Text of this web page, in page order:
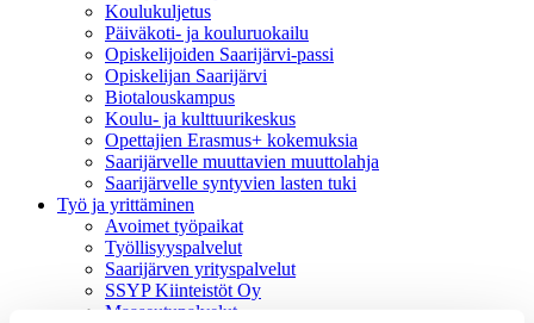
Koulukuljetus
Päiväkoti- ja kouluruokailu
Opiskelijoiden Saarijärvi-passi
Opiskelijan Saarijärvi
Biotalouskampus
Koulu- ja kulttuurikeskus
Opettajien Erasmus+ kokemuksia
Saarijärvelle muuttavien muuttolahja
Saarijärvelle syntyvien lasten tuki
Työ ja yrittäminen
Avoimet työpaikat
Työllisyyspalvelut
Saarijärven yrityspalvelut
SSYP Kiinteistöt Oy
Maaseutupalvelut